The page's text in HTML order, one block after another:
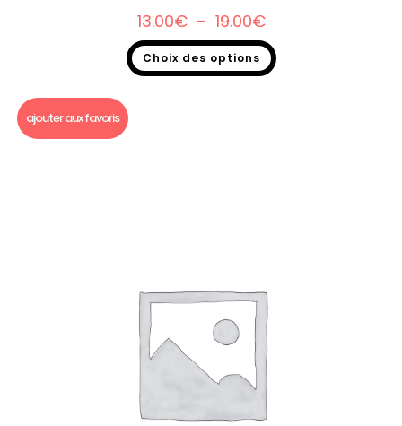
13.00€ – 19.00€
Choix des options
ajouter aux favoris